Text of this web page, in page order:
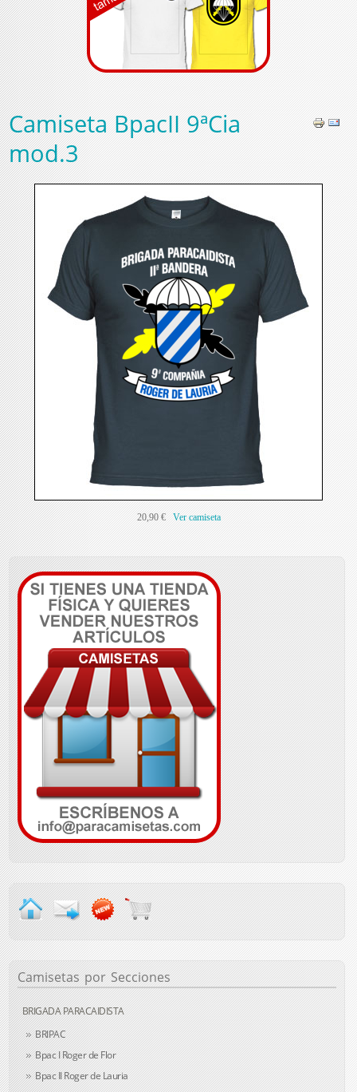
Camiseta BpacII 9ªCia
mod.3
20,90 € Ver camiseta
Camisetas por Secciones
BRIGADA PARACAIDISTA
BRIPAC
Bpac I Roger de Flor
Bpac II Roger de Lauria